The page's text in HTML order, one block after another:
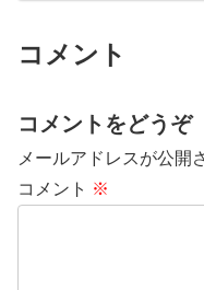
コメント
コメントをどうぞ
メールアドレスが公開
コメント ※